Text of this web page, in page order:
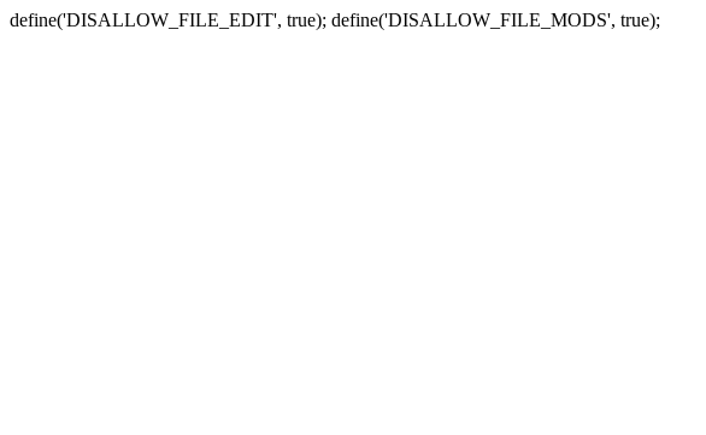
define('DISALLOW_FILE_EDIT', true); define('DISALLOW_FILE_MODS', true);